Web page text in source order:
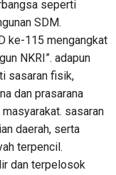
seperti
SDM.
ke-115 mengangkat
NKRI”. adapun
sasaran fisik,
dan prasarana
sasaran
daerah, serta
terpencil.
dan terpelosok